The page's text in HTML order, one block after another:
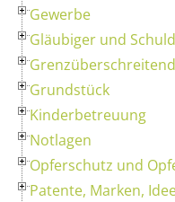
Gewerbe
Gläubiger und
Grundstück
Kinderbetreuung
Notlagen
Opferschutz und
Patente, Marken,